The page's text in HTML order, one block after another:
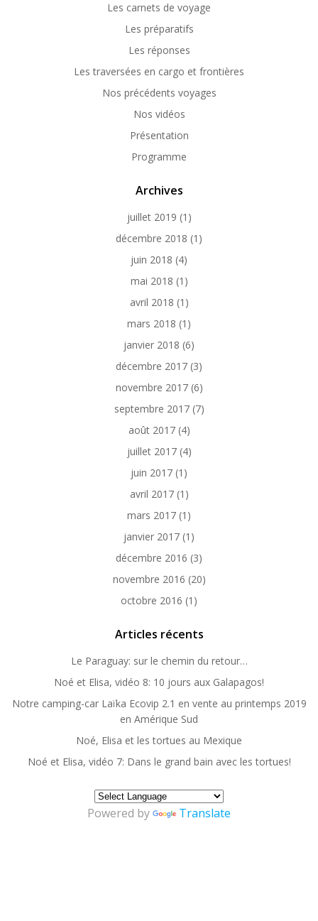
Les carnets de voyage
Les préparatifs
Les réponses
Les traversées en cargo et frontières
Nos précédents voyages
Nos vidéos
Présentation
Programme
Archives
juillet 2019 (1)
décembre 2018 (1)
juin 2018 (4)
mai 2018 (1)
avril 2018 (1)
mars 2018 (1)
janvier 2018 (6)
décembre 2017 (3)
novembre 2017(6)
septembre 2017(7)
août 2017(4)
juillet 2017(4)
juin 2017 (1)
avril 2017(1)
mars 2017 (1)
janvier 2017 (1)
décembre 2016 (3)
novembre 2016 (20)
octobre 2016 (1)
Articles récents
Le Paraguay: sur le chemin du retour…
Noé et Elisa, vidéo 8: 10 jours aux Galapagos!
Notre camping-car Laïka Ecovip 2.1 en vente au printemps 2019
en Amérique Sud
Noé, Elisa et les tortues au Mexique
Noé et Elisa, vidéo 7: Dans le grand bain avec les tortues!
Powered by Translate